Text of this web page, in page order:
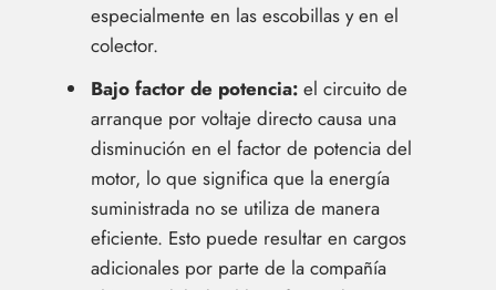
especialmente en las escobillas y en el
colector.
Bajo factor de potencia: el circuito de
arranque por voltaje directo causa una
disminución en el factor de potencia del
motor, lo que significa que la energía
suministrada no se utiliza de manera
eficiente. Esto puede resultar en cargos
adicionales por parte de la compañía